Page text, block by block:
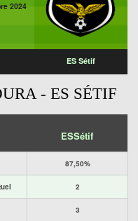
2024
ES Sétif
- ES SÉTIF
ESSétif
87,50%
2
3